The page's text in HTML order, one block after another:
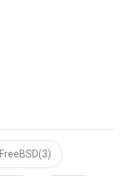
FreeBSD(3)